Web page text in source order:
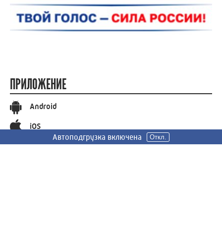
ПРИЛОЖЕНИЕ
Android
iOS
Автоподгрузка включена Откл.
Автоподгрузка включена Откл.
Автоподгрузка включена Откл.